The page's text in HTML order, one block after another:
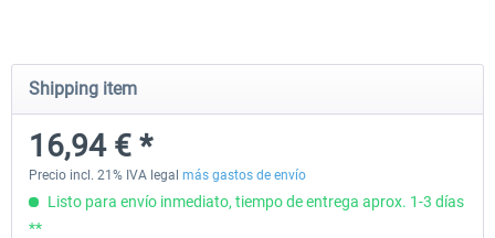
199,65 € *
Shipping item
16,94 € *
Precio incl. 21% IVA legal más gastos de envío
Listo para envío inmediato, tiempo de entrega aprox. 1-3 días
**